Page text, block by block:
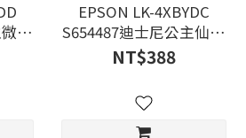
笑
EPSON LK-4XBYDC
S654487迪士尼公主仙境
初雪 標籤帶 白底黑字
NT$388